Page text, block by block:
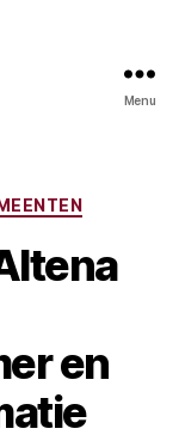
Menu
en